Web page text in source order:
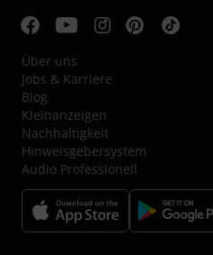
Über uns
Jobs & Karriere
Blog
Kleinanzeigen
Nachhaltigkeit
Hinweisgebersystem
Audio Professionell